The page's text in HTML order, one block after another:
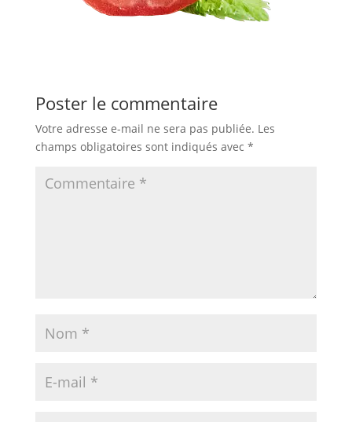
Poster le commentaire
Votre adresse e-mail ne sera pas publiée. Les
champs obligatoires sont indiqués avec *